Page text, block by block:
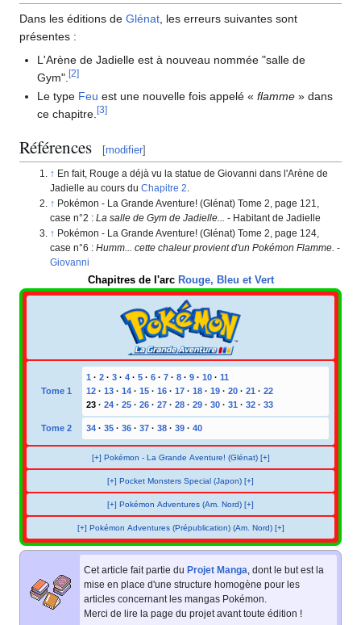
Dans les éditions de Glénat , les erreurs suivantes sont
présentes :
L'Arène de Jadielle est à nouveau nommée "salle de
Gym".[2]
Le type Feu est une nouvelle fois appelé « flamme » dans
ce chapitre.[3]
Références [modifier]
En fait, Rouge a déjà vu la statue de Giovanni dans l'Arène de
Jadielle au cours duChapitre 2.
Pokémon - La Grande Aventure! (Glénat) Tome 2, page 121,
case n°2 :La salle de Gym de Jadielle... - Habitant de Jadielle
Pokémon - La Grande Aventure! (Glénat) Tome 2, page 124,
case n°6 :Humm... cette chaleur provient d'un Pokémon Flamme. -
Giovanni
Chapitres de l'arc Rouge, Bleu et Vert
Tome 1
1 · 2 · 3 · 4 · 5 · 6 · 7 · 8 · 9 · 10 · 11
12 · 13 · 14 · 15 · 16 · 17 · 18 · 19 · 20 · 21 · 22
23 · 24 · 25 · 26 · 27 · 28 · 29 · 30 · 31 · 32 · 33
Tome 2 34 · 35 · 36 · 37 · 38 · 39 · 40
[+] Pokémon - La Grande Aventure! (Glénat) [+]
[+] Pocket Monsters Special (Japon) [+]
[+] Pokémon Adventures (Am. Nord) [+]
[+] Pokémon Adventures (Prépublication) (Am. Nord) [+]
Cet article fait partie du Projet Manga, dont le but est la
mise en place d'une structure homogène pour les
articles concernant les mangas Pokémon.
Merci de lire la page du projet avant toute édition !